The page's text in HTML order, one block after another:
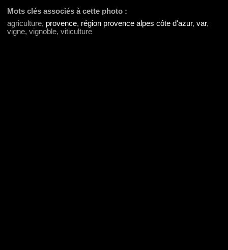
Mots clés associés à cette photo :
agriculture, provence, région provence alpes côte d'azur, var,
vigne, vignoble, viticulture